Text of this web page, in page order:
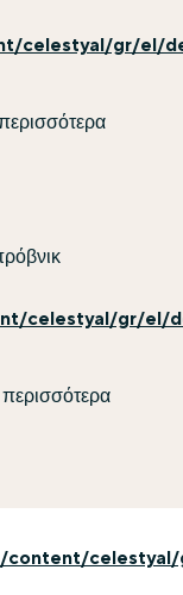
celestyal/gr/el/
celestyal/gr/el/
/content/celestyal/